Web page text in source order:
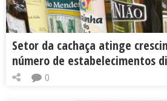
Setor da cachaça atinge
número de estabelecimentos
0